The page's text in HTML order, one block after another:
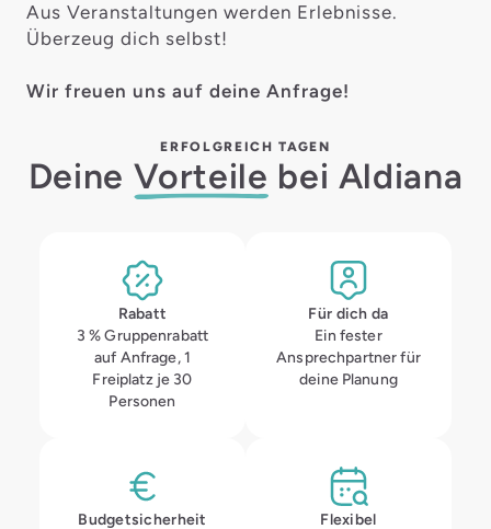
Aus Veranstaltungen werden Erlebnisse.
Überzeug dich selbst!
Wir freuen uns auf deine Anfrage!
ERFOLGREICH TAGEN
Deine Vorteile bei Aldiana
Rabatt
3 % Gruppenrabatt
auf Anfrage, 1
Freiplatz je 30
Personen
Für dich da
Ein fester
Ansprechpartner für
deine Planung
Budgetsicherheit
Flexibel